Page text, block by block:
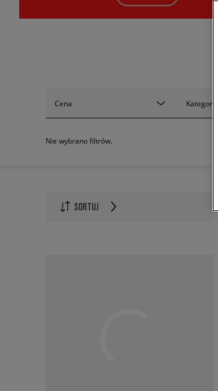
SORTUJ
Cena Kategoria
Nie wybrano filtrów.